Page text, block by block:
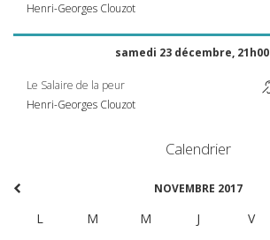
Henri-Georges Clouzot
samedi 23 décembre, 21h00
Le Salaire de la peur
Henri-Georges Clouzot
Calendrier
NOVEMBRE 2017
L M M J V